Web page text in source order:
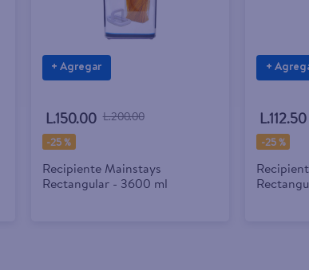
+ Agregar
L.150.00 L.200.00
-25 %
Recipiente Mainstays
Rectangular - 3600 ml
+
L.112.50
-25 %